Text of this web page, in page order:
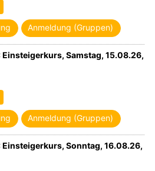
Anmeldung (Gruppen)
Einsteigerkurs, Samstag, 15.08.26,
Anmeldung (Gruppen)
Einsteigerkurs, Sonntag, 16.08.26,